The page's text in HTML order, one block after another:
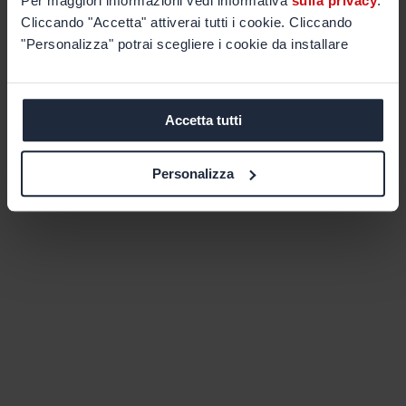
Cliccando "Accetta" attiverai tutti i cookie. Cliccando
"Personalizza" potrai scegliere i cookie da installare
Accetta tutti
Personalizza